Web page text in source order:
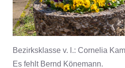
Bezirksklasse v. l.: Cornelia
Es fehlt Bernd Könemann.